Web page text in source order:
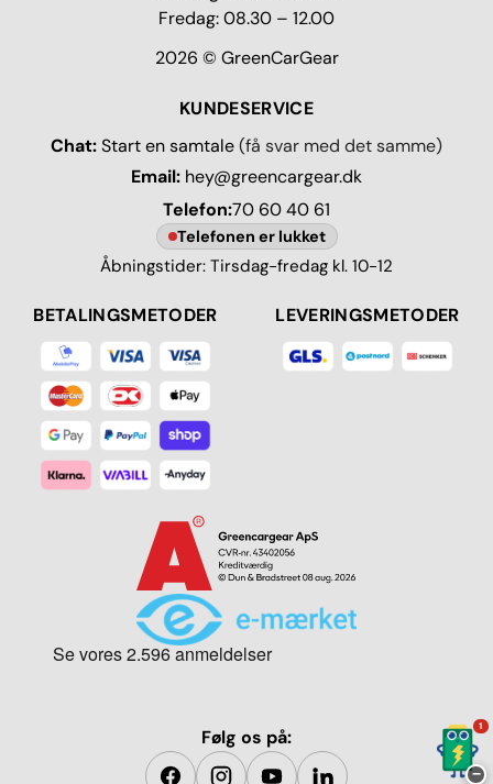
Fredag: 08.30 – 12.00
2026 © GreenCarGear
KUNDESERVICE
Chat:Start en samtale(få svar med det samme)
Email: hey@greencargear.dk
Telefon:70 60 40 61
Telefonen er lukket
Åbningstider: Tirsdag-fredag kl. 10-12
BETALINGSMETODER LEVERINGSMETODER
Følg os på: 1
−